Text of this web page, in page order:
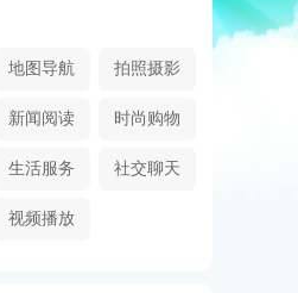
地图导航 拍照摄影
新闻阅读 时尚购物
生活服务 社交聊天
视频播放